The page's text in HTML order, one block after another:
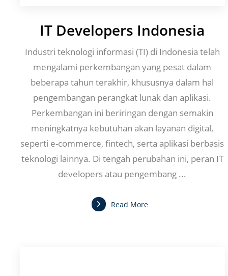
IT Developers Indonesia
Industri teknologi informasi (TI) di Indonesia telah
mengalami perkembangan yang pesat dalam
beberapa tahun terakhir, khususnya dalam hal
pengembangan perangkat lunak dan aplikasi.
Perkembangan ini beriringan dengan semakin
meningkatnya kebutuhan akan layanan digital,
seperti e-commerce, fintech, serta aplikasi berbasis
teknologi lainnya. Di tengah perubahan ini, peran IT
developers atau pengembang ...
Read More